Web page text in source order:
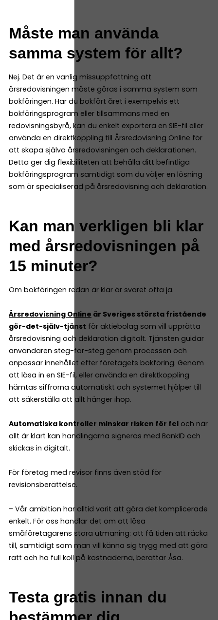
Måste man använda
samma system för allt?
Nej. Det är en vanlig missuppfattning att
årsredovisningen måste göras i samma system som
bokföringen. Har du bokfört året i exempelvis ett
bokföringsprogram eller tillsammans med en
redovisningsbyrå, kan du enkelt exportera en SIE-fil eller
använda en direktkoppling till Årsredovisning Online för
att skapa själva årsredovisningen och deklarationen.
Detta ger dig flexibiliteten att behålla ditt befintliga
bokföringsprogram samtidigt som du väljer en lösning
som är specialiserad på årsredovisning och deklaration.
Kan man verkligen bli klar
med årsredovisningen på
15 minuter?
Om bokföringen redan är klar är svaret ofta ja.
Årsredovisning Online är Sveriges största fristående
gör-det-själv-tjänst för aktiebolag som vill upprätta
årsredovisning och deklaration digitalt. Tjänsten guidar
användaren steg-för-steg genom processen och
anpassar innehållet efter företagets bokföring. Genom
att läsa in en SIE-fil, eller använda en direktkoppling
hämtas siffrorna automatiskt och systemet hjälper till
att säkerställa att allt hänger ihop.
Automatiska kontroller minskar risken för fel och när
allt är klart kan handlingarna signeras med BankID och
skickas in digitalt.
För företag med revisor finns även stöd för
revisionsberättelse.
– Vår ambition har alltid varit att göra det komplicerade
enkelt. För oss handlar det om att lösa
småföretagarens stora utmaning: att få tiden att räcka
till, samtidigt som man vill känna sig trygg med att göra
rätt och ha full koll på kostnaderna, berättar Åsa.
Testa gratis innan du